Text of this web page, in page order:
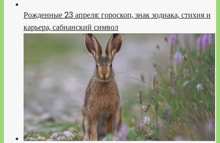
Рожденные 23 апреля: гороскоп, знак зодиака, стихия и
карьера, сабианский символ